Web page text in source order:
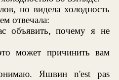
но видела холодность
отвечала:
почему я не
может причинить вам
Яшвин n'est pas